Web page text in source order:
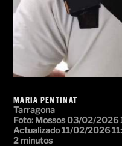
MARIA PENTINAT
Tarragona
Foto: Mossos03/02/2026
Actualizado 11/02/2026
2 minutos